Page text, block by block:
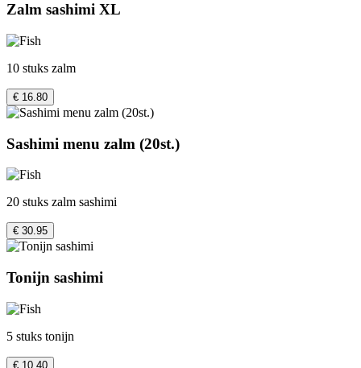
Zalm sashimi XL
10 stuks zalm
€ 16.80
Sashimi menu zalm (20st.)
20 stuks zalm sashimi
€ 30.95
Tonijn sashimi
5 stuks tonijn
€ 10.40